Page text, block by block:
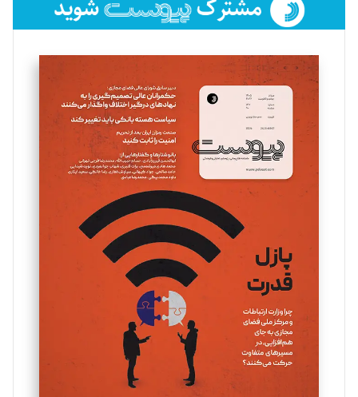
فائزه فتحی رستمی
تحریریه
سروش کرمیان
تحریریه
مینا پاکدل
یسنا امان‌پور
تحریریه
ملینا جعفری
تحریریه